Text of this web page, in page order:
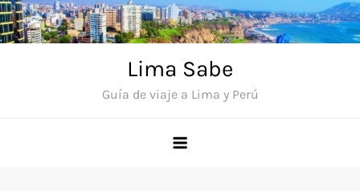
Saltar
al
Lima Sabe
Guía de viaje a Lima y Perú